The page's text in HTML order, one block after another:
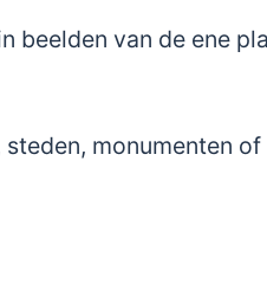
beelden van de ene
monumenten